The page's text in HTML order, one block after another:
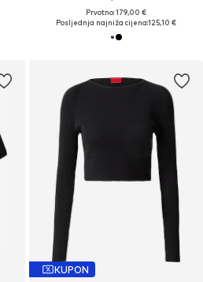
Prvotno: 179,00 €
Posljednja najniža cijena:125,10 €
KUPON